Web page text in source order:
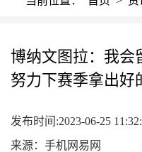
博纳文图拉：我会
努力下赛季拿出好
发布时间:2023-06-25
来源：手机网易网